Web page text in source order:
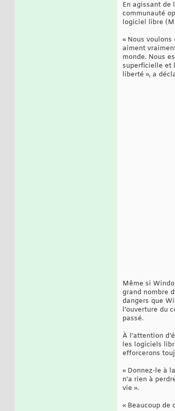
En agissant de
communauté
logiciel libre
« Nous voulons
aiment
monde. Nous
superficielle et
liberté », a
Même si
grand nombre
dangers que
l’ouverture du
passé.
À l’attention
les logiciels
efforcerons
« Donnez-le à
n’a rien à
vie ».
« Beaucoup de